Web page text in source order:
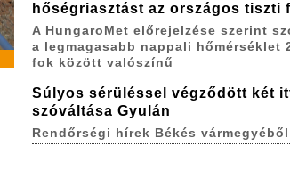
hőségriasztást az országos tiszti
A HungaroMet előrejelzése szerint
a legmagasabb nappali hőmérséklet
fok között valószínű
Súlyos sérüléssel végződött két
szóváltása Gyulán
Rendőrségi hírek Békés vármegyéből